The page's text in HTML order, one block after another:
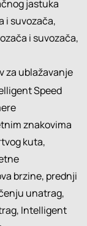
jastuka
i suvozača,
i suvozača,
za ublažavanje
Speed
znakovima
kuta,
brzine, prednji
unatrag,
Intelligent